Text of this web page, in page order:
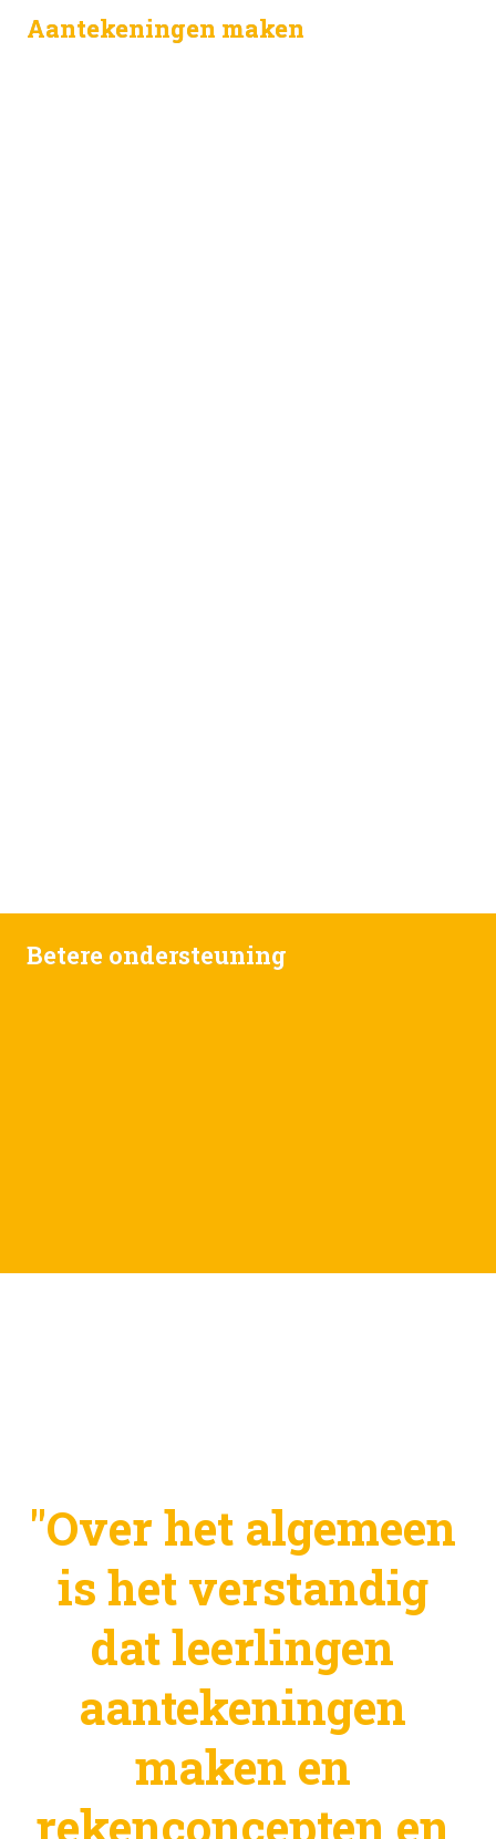
Aantekeningen maken
Betere ondersteuning
"Over het algemeen
is het verstandig
dat leerlingen
aantekeningen
maken en
rekenconcepten en